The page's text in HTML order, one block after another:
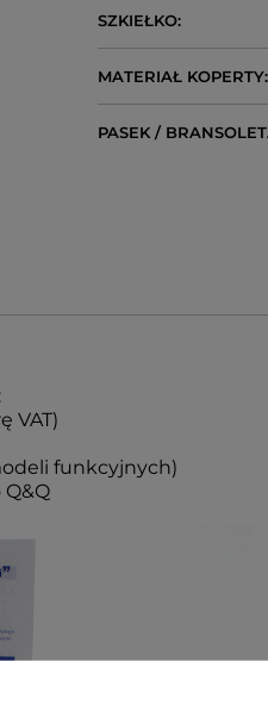
SZKIEŁKO
MATERIAŁ KOPERTY
PASEK /
VAT)
funkcyjnych)